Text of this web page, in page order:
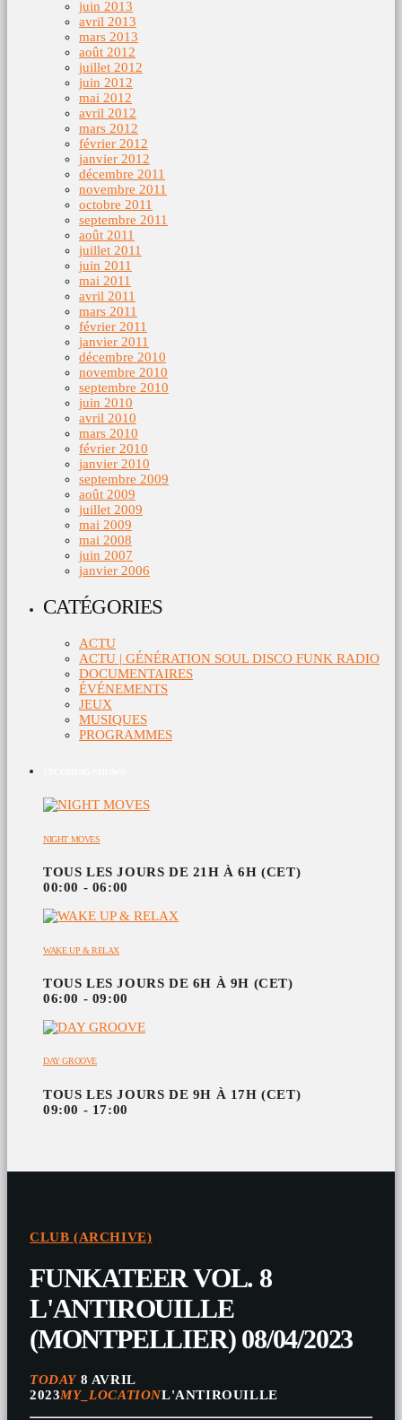
juin 2013
avril 2013
mars 2013
août 2012
juillet 2012
juin 2012
mai 2012
avril 2012
mars 2012
février 2012
janvier 2012
décembre 2011
novembre 2011
octobre 2011
septembre 2011
août 2011
juillet 2011
juin 2011
mai 2011
avril 2011
mars 2011
février 2011
janvier 2011
décembre 2010
novembre 2010
septembre 2010
juin 2010
avril 2010
mars 2010
février 2010
janvier 2010
septembre 2009
août 2009
juillet 2009
mai 2009
mai 2008
juin 2007
janvier 2006
CATÉGORIES
ACTU
ACTU | GÉNÉRATION SOUL DISCO FUNK RADIO
DOCUMENTAIRES
ÉVÉNEMENTS
JEUX
MUSIQUES
PROGRAMMES
NIGHT MOVES
TOUS LES JOURS DE 21H À 6H (CET)
00:00 - 06:00
WAKE UP & RELAX
TOUS LES JOURS DE 6H À 9H (CET)
06:00 - 09:00
DAY GROOVE
TOUS LES JOURS DE 9H À 17H (CET)
09:00 - 17:00
CLUB (ARCHIVE)
FUNKATEER VOL. 8
L'ANTIROUILLE
(MONTPELLIER) 08/04/2023
TODAY8 AVRIL
2023MY_LOCATIONL'ANTIROUILLE